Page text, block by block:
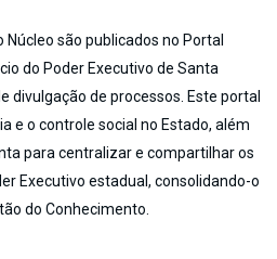
são publicados no Portal
do Poder Executivo de Santa
divulgação de processos. Este portal
e o controle social no Estado, além
para centralizar e compartilhar os
Executivo estadual, consolidando-o
do Conhecimento.